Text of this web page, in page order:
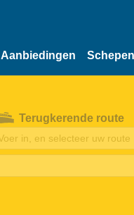
Aanbiedingen Schepen
Terugkerende route